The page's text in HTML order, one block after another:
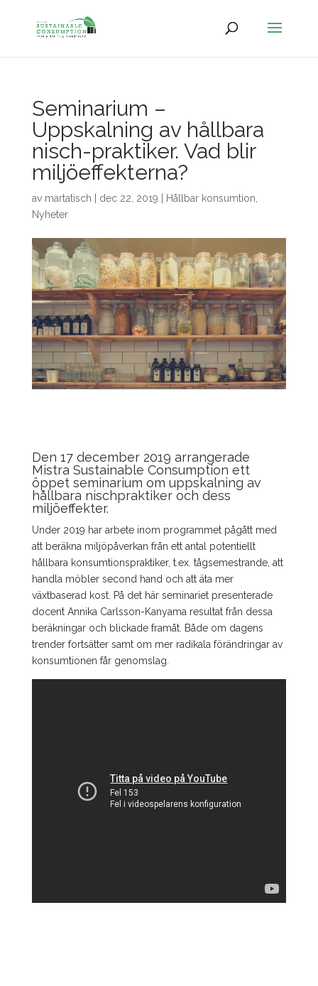
Seminarium –
Uppskalning av hållbara
nisch-praktiker. Vad blir
miljöeffekterna?
av martatisch dec 22, 2019 Hållbar konsumtion
Nyheter
Den 17 december 2019 arrangerade
Mistra Sustainable Consumption ett
öppet seminarium om uppskalning av
hållbara nischpraktiker och dess
miljöeffekter.
Under 2019 har arbete inom programmet pågått med
att beräkna miljöpåverkan från ett antal potentiellt
hållbara konsumtionspraktiker, t.ex. tågsemestrande, att
handla möbler second hand och att äta mer
växtbaserad kost. På det här seminariet presenterade
docent Annika Carlsson-Kanyama resultat från dessa
beräkningar och blickade framåt. Både om dagens
trender fortsätter samt om mer radikala förändringar av
konsumtionen får genomslag.